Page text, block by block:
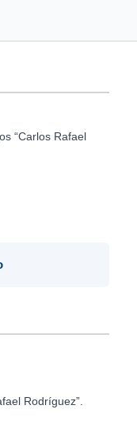
“Carlos Rafael
Rodríguez”.